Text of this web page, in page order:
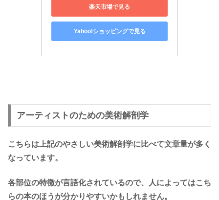
楽天市場で見る
Yahoo!ショッピングで見る
アーティストのための美術解剖学
こちらは上記のやさしい美術解剖学に比べて文章量が多く
なっています。
各部位の特徴が言語化されているので、人によってはこち
らの本のほうが分かりやすいかもしれません。